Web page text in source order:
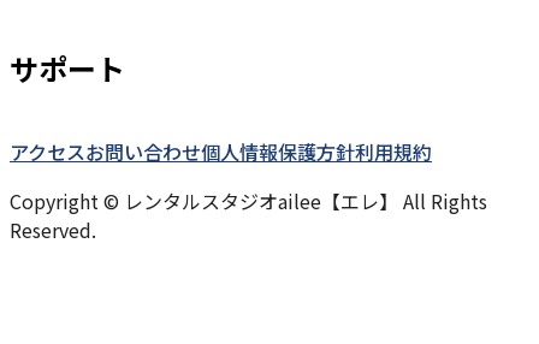
サポート
アクセスお問い合わせ個人情報保護方針利用規約
Copyright © レンタルスタジオailee【エレ】 All Rights
Reserved.